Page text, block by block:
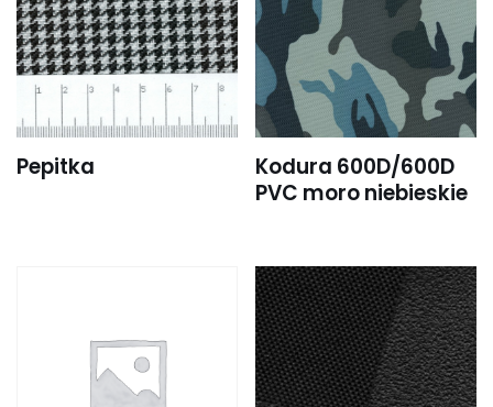
Pepitka
Kodura 600D/600D
PVC moro niebieskie